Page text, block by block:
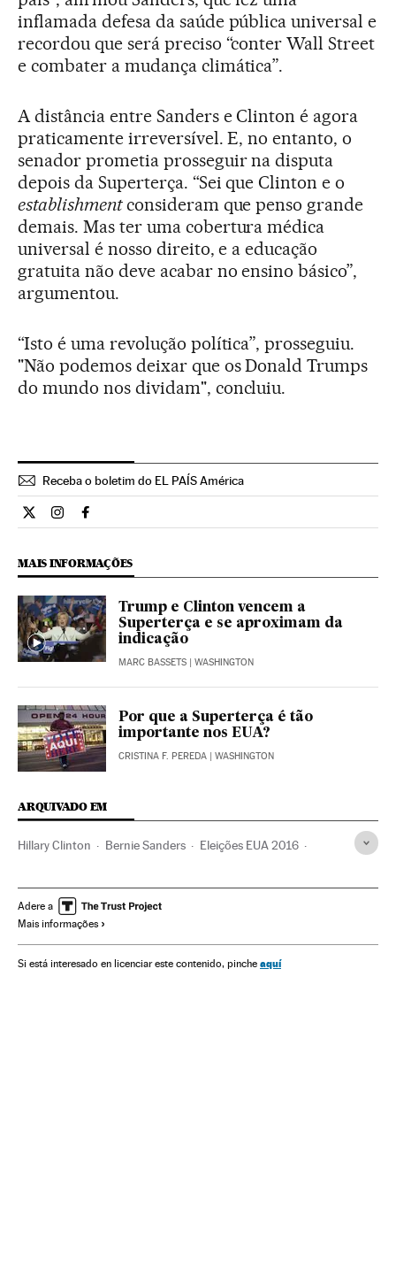
inflamada defesa da saúde pública universal e
recordou que será preciso “conter Wall Street
e combater a mudança climática”.
A distância entre Sanders e Clinton é agora
praticamente irreversível. E, no entanto, o
senador prometia prosseguir na disputa
depois da Superterça. “Sei que Clinton e o
establishmentconsideram que penso grande
demais. Mas ter uma cobertura médica
universal é nosso direito, e a educação
gratuita não deve acabar no ensino básico”,
argumentou.
“Isto é uma revolução política”, prosseguiu.
"Não podemos deixar que os Donald Trumps
do mundo nos dividam", concluiu.
Receba o boletim do EL PAÍS América
Internacional El País Brasil en Twitter
Internacional El País Brasil en Instagram
Internacional El País Brasil en Facebook
MAIS INFORMAÇÕES
Trump e Clinton vencem a
Superterça e se aproximam da
indicação
MARC BASSETS | WASHINGTON
Por que a Superterça é tão
importante nos EUA?
CRISTINA F. PEREDA | WASHINGTON
ARQUIVADO EM
Hillary Clinton Bernie Sanders Eleições EUA 2016
Partido Republicano EUA
Eleições EUA
Partidos políticos Eleições Política Estados Unidos
Adere a
Mais informações
Si está interesado en licenciar este contenido, pinche aquí